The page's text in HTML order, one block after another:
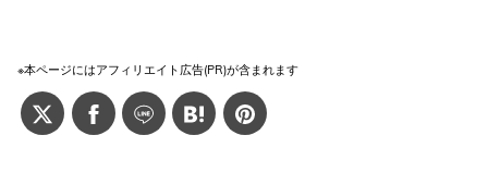
※本ページにはアフィリエイト広告(PR)が含まれます